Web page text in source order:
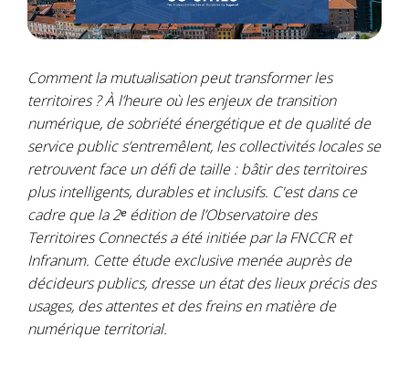
Comment la mutualisation peut transformer les
territoires ? À l’heure où les enjeux de transition
numérique, de sobriété énergétique et de qualité de
service public s’entremêlent, les collectivités locales se
retrouvent face un défi de taille : bâtir des territoires
plus intelligents, durables et inclusifs. C'est dans ce
cadre que la 2ᵉ édition de l’Observatoire des
Territoires Connectés a été initiée par la FNCCR et
Infranum. Cette étude exclusive menée auprès de
décideurs publics, dresse un état des lieux précis des
usages, des attentes et des freins en matière de
numérique territorial.